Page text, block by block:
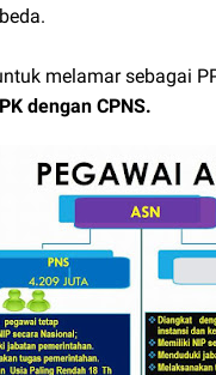
melamar sebagai
dengan CPNS.